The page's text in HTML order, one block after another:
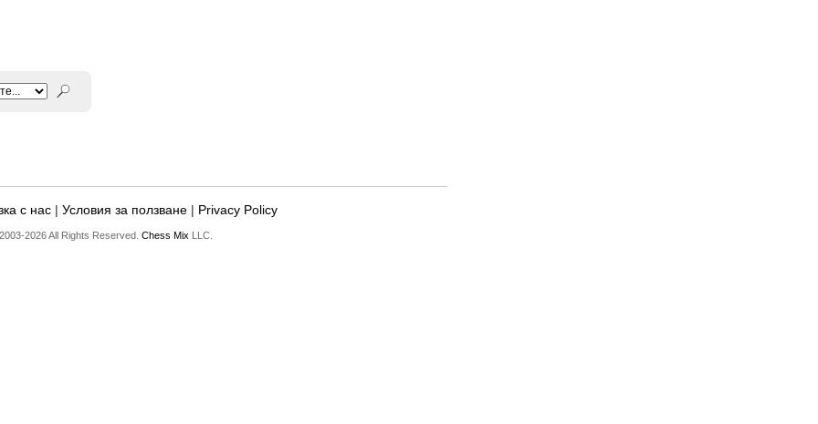
с нас| Условия за ползване| Privacy Policy
2026 All Rights Reserved. Chess Mix LLC.